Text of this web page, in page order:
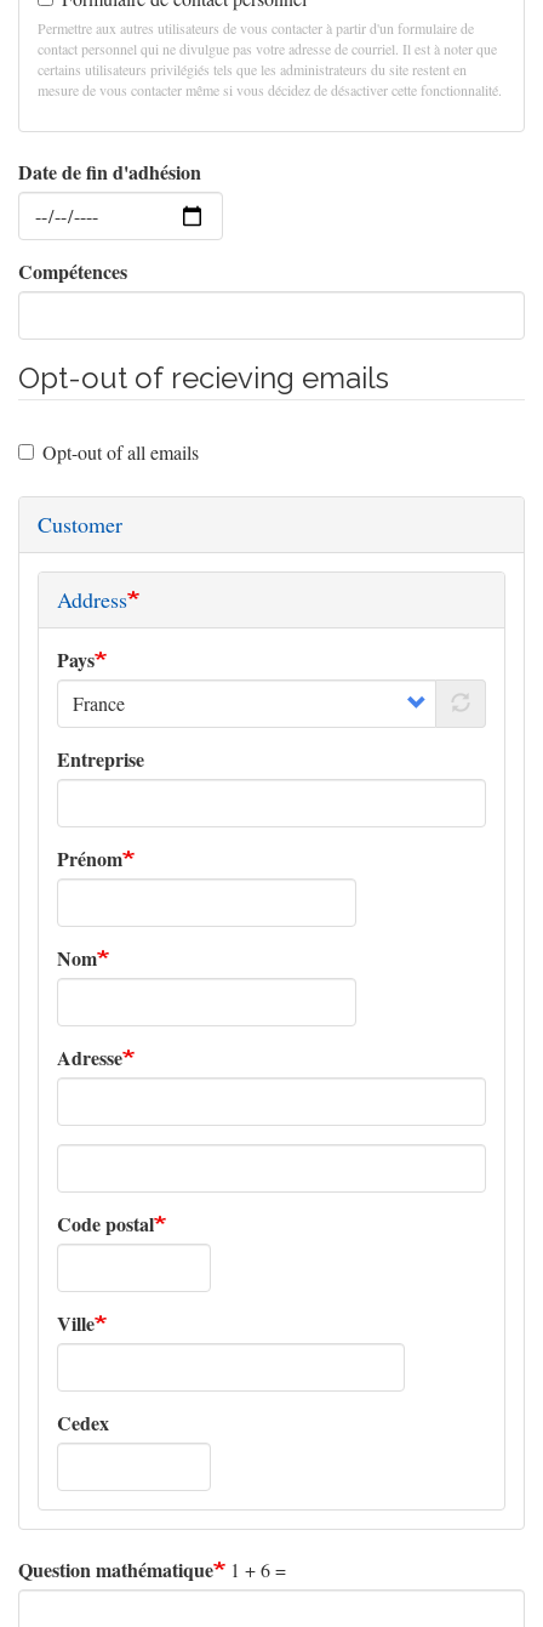
Permettre aux autres utilisateurs de vous contacter à partir d'un formulaire de
contact personnel qui ne divulgue pas votre adresse de courriel. Il est à noter que
certains utilisateurs privilégiés tels que les administrateurs du site restent en
mesure de vous contacter même si vous décidez de désactiver cette fonctionnalité.
Date de fin d'adhésion
Date
Compétences
Opt-out of recieving emails
Opt-out of all emails
Customer
Address
Pays
Entreprise
Prénom
Nom
Adresse
Adresse
Code postal
Ville
Cedex
Question mathématique 1 + 6 =